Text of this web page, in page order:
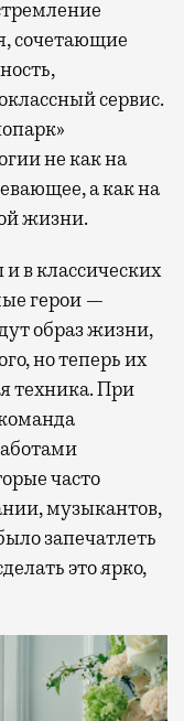
сочетающие
сервис.
не как на
а как на
жизни.
в классических
герои —
образ жизни,
но теперь их
техника. При
часто
музыкантов,
запечатлеть
это ярко,